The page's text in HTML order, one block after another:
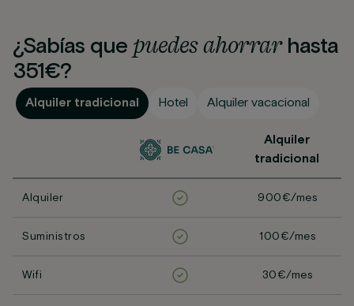
¿Sabías que puedesahorrarhasta
351€?
Alquiler tradicional Hotel Alquiler vacacional
Alquiler
tradicional
Alquiler 900€/mes
Suministros 100€/mes
Wifi 30€/mes